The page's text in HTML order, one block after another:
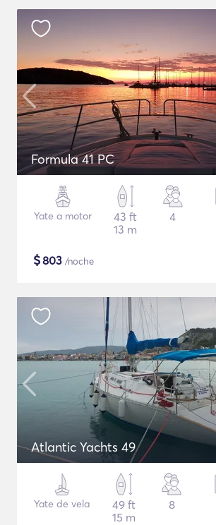
Formula 41 PC
Yate a motor
43 ft
13 m
4
$803 /noche
Atlantic Yachts 49
Yate de vela
49 ft
15 m
8